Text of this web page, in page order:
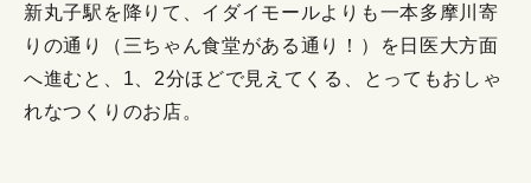
新丸子駅を降りて、イダイモールよりも一本多摩川寄
りの通り（三ちゃん食堂がある通り！）を日医大方面
へ進むと、1、2分ほどで見えてくる、とってもおしゃ
れなつくりのお店。